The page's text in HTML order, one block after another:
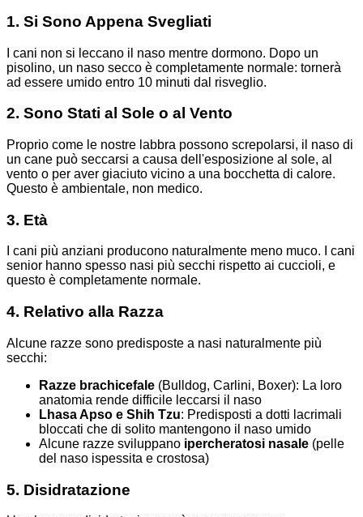
1. Si Sono Appena Svegliati
I cani non si leccano il naso mentre dormono. Dopo un
pisolino, un naso secco è completamente normale: tornerà
ad essere umido entro 10 minuti dal risveglio.
2. Sono Stati al Sole o al Vento
Proprio come le nostre labbra possono screpolarsi, il naso di
un cane può seccarsi a causa dell'esposizione al sole, al
vento o per aver giaciuto vicino a una bocchetta di calore.
Questo è ambientale, non medico.
3. Età
I cani più anziani producono naturalmente meno muco. I cani
senior hanno spesso nasi più secchi rispetto ai cuccioli, e
questo è completamente normale.
4. Relativo alla Razza
Alcune razze sono predisposte a nasi naturalmente più
secchi:
Razze brachicefale (Bulldog, Carlini, Boxer): La loro
anatomia rende difficile leccarsi il naso
Lhasa Apso e Shih Tzu: Predisposti a dotti lacrimali
bloccati che di solito mantengono il naso umido
Alcune razze sviluppano ipercheratosi nasale (pelle
del naso ispessita e crostosa)
5. Disidratazione